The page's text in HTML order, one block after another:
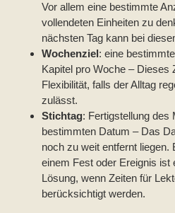
Vor allem eine bestimmte
vollendeten Einheiten zu
nächsten Tag kann bei
Wochenziel: eine
Kapitel pro Woche – Dieses
Flexibilität, falls der Alltag
zulässt.
Stichtag: Fertigstellung des
bestimmten Datum – Das
noch zu weit entfernt liegen.
einem Fest oder Ereignis ist
Lösung, wenn Zeiten für
berücksichtigt werden.